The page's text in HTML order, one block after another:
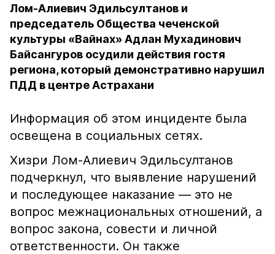
Лом-Алиевич Эдильсултанов и
председатель Общества чеченской
культуры «Вайнах» Адлан Мухадинович
Байсангуров осудили действия гостя
региона, который демонстративно нарушил
ПДД в центре Астрахани
Информация об этом инциденте была
освещена в социальных сетях.
Хизри Лом-Алиевич Эдильсултанов
подчеркнул, что выявление нарушений
и последующее наказание — это не
вопрос межнациональных отношений, а
вопрос закона, совести и личной
ответственности. Он также